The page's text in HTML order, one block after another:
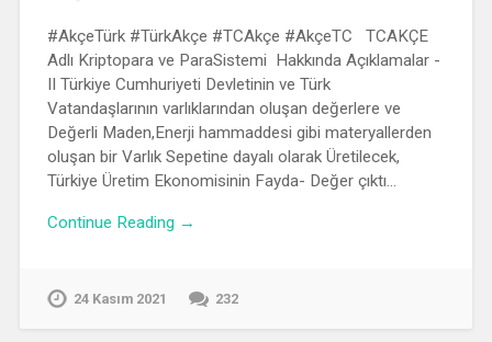
#AkçeTürk #TürkAkçe #TCAkçe #AkçeTC TCAKÇE
Adlı Kriptopara ve ParaSistemi Hakkında Açıklamalar -
II Türkiye Cumhuriyeti Devletinin ve Türk
Vatandaşlarının varlıklarından oluşan değerlere ve
Değerli Maden,Enerji hammaddesi gibi materyallerden
oluşan bir Varlık Sepetine dayalı olarak Üretilecek,
Türkiye Üretim Ekonomisinin Fayda- Değer çıktı…
Continue Reading →
24 Kasım 2021 232